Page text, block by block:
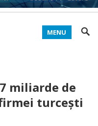
MENU
miliarde de
turcești